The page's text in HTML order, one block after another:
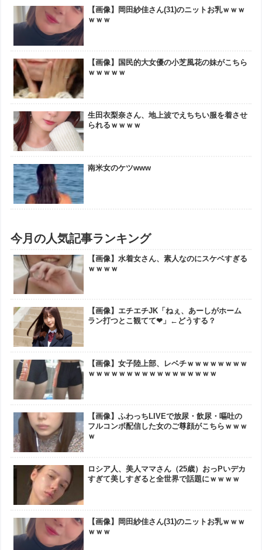
【画像】岡田紗佳さん(31)のニットお乳ｗｗｗ
ｗｗｗ
【画像】国民的大女優の小芝風花の妹がこちら
ｗｗｗｗｗ
生田衣梨奈さん、地上波でえちちい服を着させ
られるｗｗｗｗ
南米女のケツwww
今月の人気記事ランキング
【画像】水着女さん、素人なのにスケベすぎる
ｗｗｗｗ
【画像】エチエチJK「ねぇ、あーしがホーム
ラン打つとこ観てて❤」←どうする？
【画像】女子陸上部、レベチｗｗｗｗｗｗｗｗ
ｗｗｗｗｗｗｗｗｗｗｗｗｗｗｗｗｗ
【画像】ふわっちLIVEで放尿・飲尿・嘔吐の
フルコンボ配信した女のご尊顔がこちらｗｗｗ
ｗ
ロシア人、美人ママさん（25歳）おっPいデカ
すぎて美しすぎると全世界で話題にｗｗｗｗ
【画像】岡田紗佳さん(31)のニットお乳ｗｗｗ
ｗｗｗ